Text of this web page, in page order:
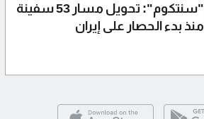
"سنتكوم": تحويل مسار 53 سفينة
منذ بدء الحصار على إيران